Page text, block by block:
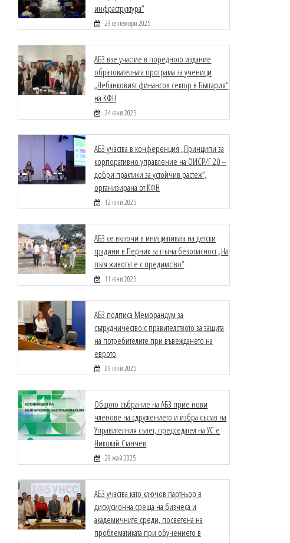
инфраструктура“
29 септември 2025
АБЗ взе участие в поредното издание
образователната програма за ученици
„Небанковият финансов сектор в България“
на КФН
24 юни 2025
АБЗ участва в конференция „Принципи за
корпоративно управление на ОИСР/Г 20 –
добри практики за устойчив растеж“,
организирана от КФН
12 юни 2025
АБЗ се включи в инициативата на детски
градини в Перник за пътна безопасност „На
пътя животът е с предимство“
11 юни 2025
АБЗ подписа Меморандум за
сътрудничество с правителството за защита
на потребителите при въвеждането на
еврото
09 юни 2025
Общото събрание на АБЗ прие нови
членове на сдружението и избра състав на
Управителния съвет, председател на УС е
Николай Станчев
29 май 2025
АБЗ участва като ключов партньор в
дискусионна среща на бизнеса и
академичните среди, посветена на
проблематиката при обучението в